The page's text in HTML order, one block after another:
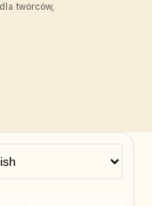
twórców,